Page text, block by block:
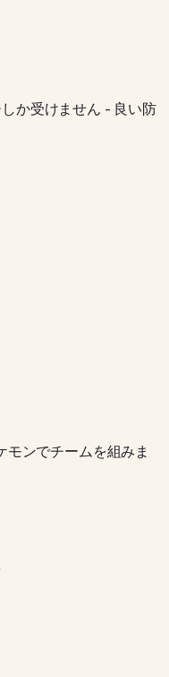
か受けません - 良い防
モンでチームを組みま